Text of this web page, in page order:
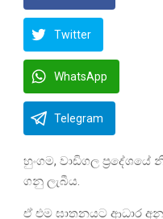
Twitter
WhatsApp
Telegram
හුංගම, වාඩිගල
ගනු ලැබීය.
ඒ එම ඝාතනයට ආධාර